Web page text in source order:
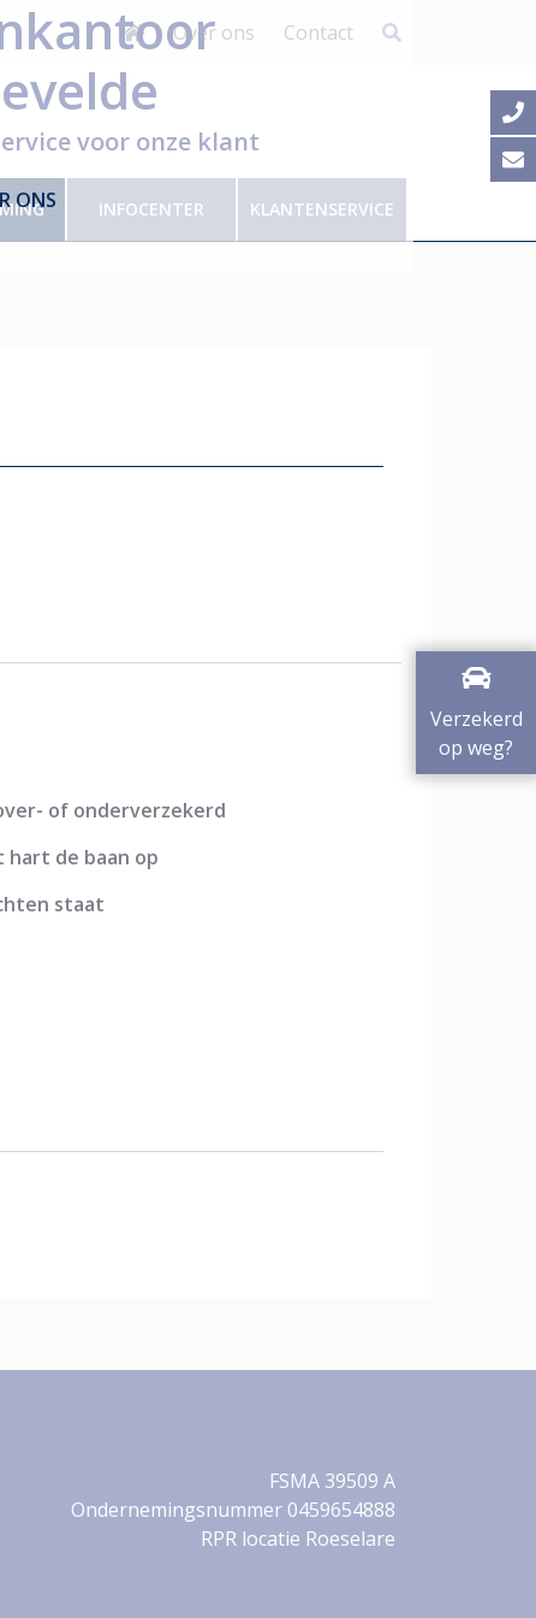
Top
menu
Over ons Contact
INFOCENTER KLANTENSERVICE
voor onze klant
ONS
of onderverzekerd
hart de baan op
staat
FSMA 39509 A
Ondernemingsnummer 0459654888
RPR locatie Roeselare
Verzekerd
op weg?